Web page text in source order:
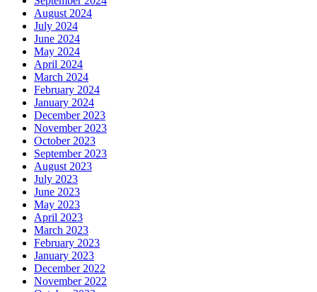
August 2024
July 2024
June 2024
May 2024
April 2024
March 2024
February 2024
January 2024
December 2023
November 2023
October 2023
September 2023
August 2023
July 2023
June 2023
May 2023
April 2023
March 2023
February 2023
January 2023
December 2022
November 2022